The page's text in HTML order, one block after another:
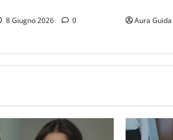
8 Giugno 2026 0 Aura Guida